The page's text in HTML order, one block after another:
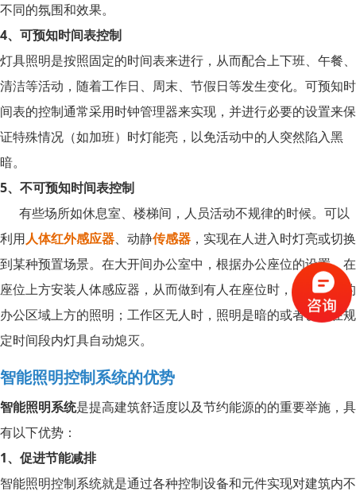
不同的氛围和效果。
4、可预知时间表控制
灯具照明是按照固定的时间表来进行，从而配合上下班、午餐、
清洁等活动，随着工作日、周末、节假日等发生变化。可预知时
间表的控制通常采用时钟管理器来实现，并进行必要的设置来保
证特殊情况（如加班）时灯能亮，以免活动中的人突然陷入黑
暗。
5、不可预知时间表控制
有些场所如休息室、楼梯间，人员活动不规律的时候。可以
利用人体红外感应器、动静传感器 ，实现在人进入时灯亮或切换
到某种预置场景。在大开间办公室中，根据办公座位的设置，在
座位上方安装人体感应器，从而做到有人在座位时，打开相应的
办公区域上方的照明；工作区无人时，照明是暗的或者设置在规
定时间段内灯具自动熄灭。
智能照明控制系统的优势
智能照明系统是提高建筑舒适度以及节约能源的的重要举施，具
有以下优势：
1、促进节能减排
智能照明控制系统就是通过各种控制设备和元件实现对建筑内不